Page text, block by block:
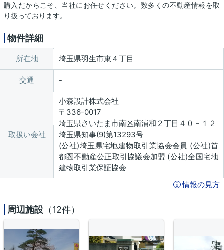
購入だからこそ、当社にお任せください。数多くの不動産情報を取
り扱っております。
物件詳細
所在地 埼玉県羽生市東４丁目
交通
取扱い会社
小森設計株式会社
〒336-0017
埼玉県さいたま市南区南浦和２丁目４０－１２
埼玉県知事(9)第13293号
(公社)埼玉県宅地建物取引業協会会員 (公社)首
都圏不動産公正取引協議会加盟 (公社)全国宅地
建物取引業保証協会
情報の見方
周辺施設 （12件）